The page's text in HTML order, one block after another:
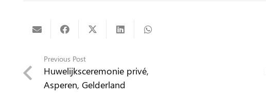
Previous Post
Huwelijksceremonie privé,
Asperen, Gelderland